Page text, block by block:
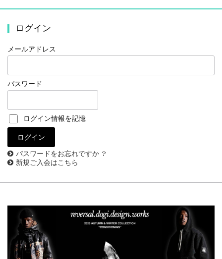
ログイン
メールアドレス
パスワード
ログイン情報を記憶
パスワードをお忘れですか ?
新規ご入会はこちら